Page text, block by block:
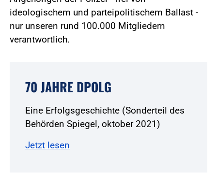
ideologischem und parteipolitischem Ballast -
nur unseren rund 100.000 Mitgliedern
verantwortlich.
70 JAHRE DPOLG
Eine Erfolgsgeschichte (Sonderteil des
Behörden Spiegel, oktober 2021)
Jetzt lesen